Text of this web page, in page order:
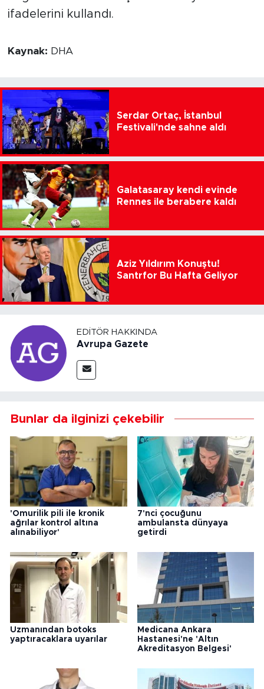
ifadelerini kullandı.
Kaynak: DHA
Serdar Ortaç, İstanbul
Festivali'nde sahne aldı
Galatasaray kendi evinde
Rennes ile berabere kaldı
Aziz Yıldırım Konuştu!
Santrfor Bu Hafta Geliyor
EDITÖR HAKKINDA
Avrupa Gazete
Bunlar da ilginizi çekebilir
'Omurilik pili ile kronik
ağrılar kontrol altına
alınabiliyor'
7'nci çocuğunu
ambulansta dünyaya
getirdi
Uzmanından botoks
yaptıracaklara uyarılar
Medicana Ankara
Hastanesi'ne 'Altın
Akreditasyon Belgesi'